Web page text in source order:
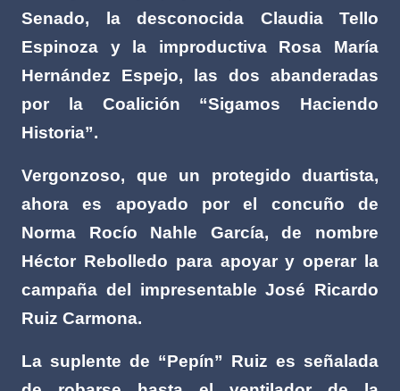
Senado, la desconocida Claudia Tello
Espinoza y la improductiva Rosa María
Hernández Espejo, las dos abanderadas
por la Coalición “Sigamos Haciendo
Historia”.
Vergonzoso, que un protegido duartista,
ahora es apoyado por el concuño de
Norma Rocío Nahle García, de nombre
Héctor Rebolledo para apoyar y operar la
campaña del impresentable José Ricardo
Ruiz Carmona.
La suplente de “Pepín” Ruiz es señalada